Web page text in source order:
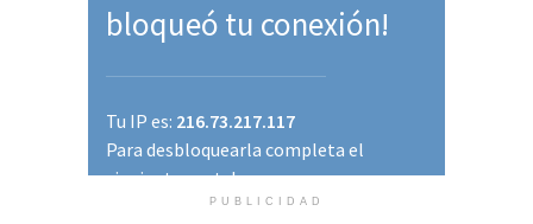
PUBLICIDAD